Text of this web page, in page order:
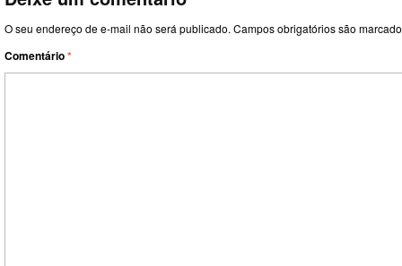
O seu endereço de e-mail não será publicado. Campos obrigatórios são
Comentário*